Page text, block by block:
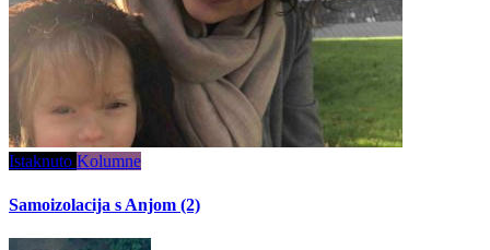
Istaknuto Kolumne
Samoizolacija s Anjom (2)